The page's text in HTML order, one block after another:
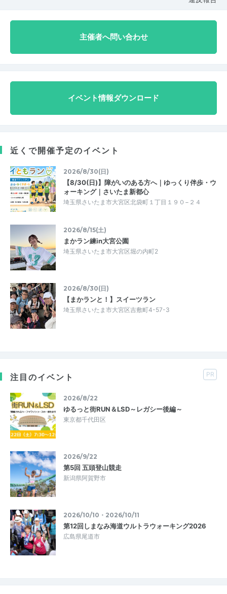
主催者へ問い合わせ
イベント情報ダウンロード
近くで開催予定のイベント
2026/8/30(日)
【8/30(日)】障がいのある方へ｜ゆっくり伴歩・ウ
ォーキング｜さいたま新都心
埼玉県さいたま市大宮区北袋町１丁目１９０−２４
2026/8/15(土)
まかラン練in大宮公園
埼玉県さいたま市大宮区堀の内町2
2026/8/30(日)
【まかランと！】スイーツラン
埼玉県さいたま市大宮区吉敷町4-57-3
注目のイベント PR
2026/8/22
ゆるっと街RUN＆LSD～レガシー後編～
東京都千代田区
2026/9/22
第5回 五頭登山競走
新潟県阿賀野市
2026/10/10・2026/10/11
第12回しまなみ海道ウルトラウォーキング2026
広島県尾道市